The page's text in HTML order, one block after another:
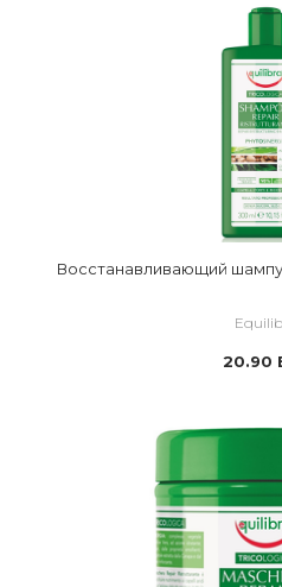
Восстанавливающий
20.90